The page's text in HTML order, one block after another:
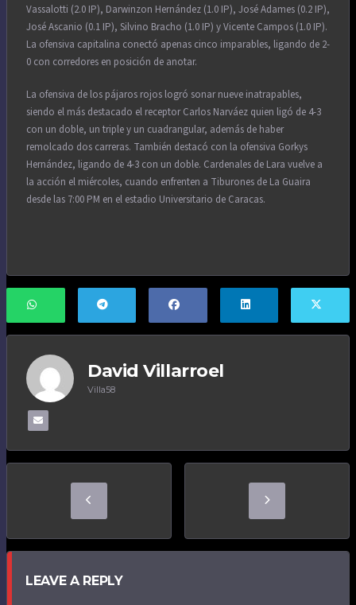
Vassalotti (2.0 IP), Darwinzon Hernández (1.0 IP), José Adames (0.2 IP),
José Ascanio (0.1 IP), Silvino Bracho (1.0 IP) y Vicente Campos (1.0 IP).
La ofensiva capitalina conectó apenas cinco imparables, ligando de 2-
0 con corredores en posición de anotar.
La ofensiva de los pájaros rojos logró sonar nueve inatrapables,
siendo el más destacado el receptor Carlos Narváez quien ligó de 4-3
con un doble, un triple y un cuadrangular, además de haber
remolcado dos carreras. También destacó con la ofensiva Gorkys
Hernández, ligando de 4-3 con un doble. Cardenales de Lara vuelve a
la acción el miércoles, cuando enfrenten a Tiburones de La Guaira
desde las 7:00 PM en el estadio Universitario de Caracas.
David Villarroel
Villa58
LEAVE A REPLY